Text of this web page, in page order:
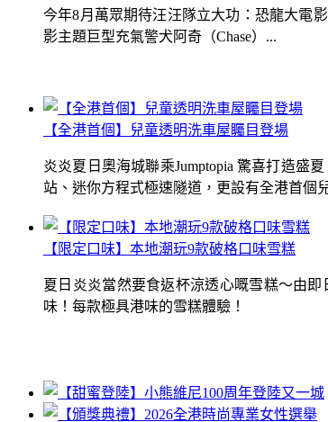
【全港首個】兒童透明洗車屋矚目登場
炎炎夏日奧海城聯乘Jumptopia 驚喜打造盛
站、迷你方程式極速隧道，更設有全港首個
今年8月萬眾期待汪汪隊立大功：恐龍大電
影主題巨型充氣警犬阿奇（Chase）...
【限定口味】本地潮玩9款破格口味雪糕
夏日炎炎當然要食返杯涼透心嘅雪糕～由
味！每款極具港味的雪糕體驗！